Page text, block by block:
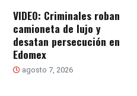
VIDEO: Criminales roban
camioneta de lujo y
desatan persecución en
Edomex
agosto 7, 2026